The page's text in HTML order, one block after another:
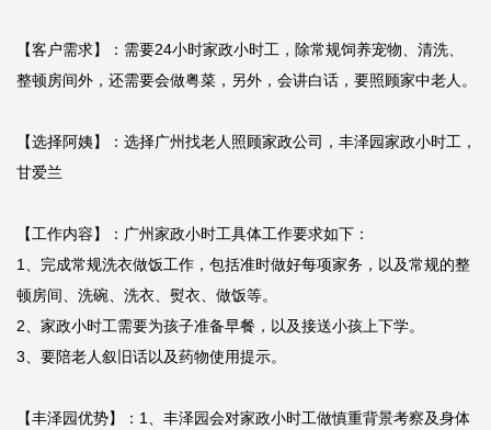
【客户需求】：需要24小时家政小时工，除常规饲养宠物、清洗、
整顿房间外，还需要会做粤菜，另外，会讲白话，要照顾家中老人。
【选择阿姨】：选择广州找老人照顾家政公司，丰泽园家政小时工，
甘爱兰
【工作内容】：广州家政小时工具体工作要求如下：
1、完成常规洗衣做饭工作，包括准时做好每项家务，以及常规的整
顿房间、洗碗、洗衣、熨衣、做饭等。
2、家政小时工需要为孩子准备早餐，以及接送小孩上下学。
3、要陪老人叙旧话以及药物使用提示。
【丰泽园优势】：1、丰泽园会对家政小时工做慎重背景考察及身体